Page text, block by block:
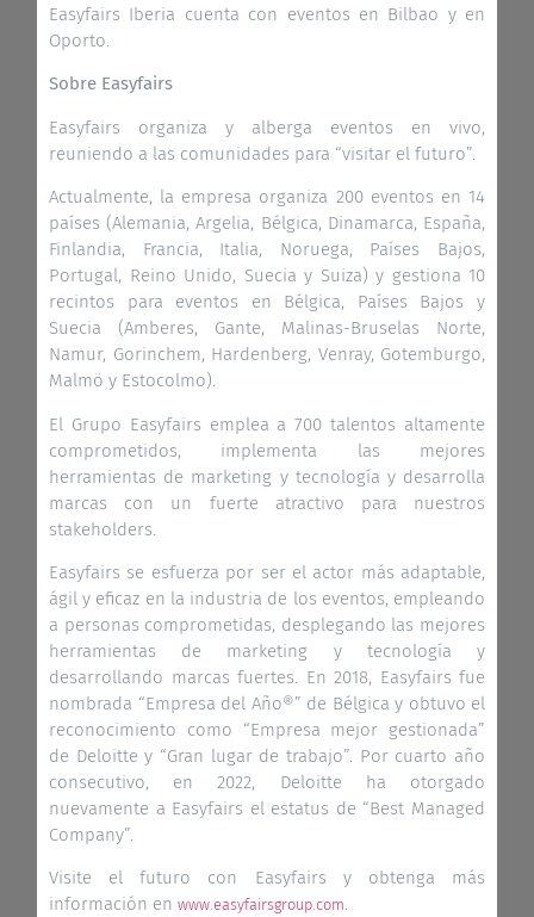
Easyfairs Iberia cuenta con eventos en Bilbao y en
Oporto.
Sobre Easyfairs
Easyfairs organiza y alberga eventos en vivo,
reuniendo a las comunidades para “visitar el futuro”.
Actualmente, la empresa organiza 200 eventos en 14
países (Alemania, Argelia, Bélgica, Dinamarca, España,
Finlandia, Francia, Italia, Noruega, Países Bajos,
Portugal, Reino Unido, Suecia y Suiza) y gestiona 10
recintos para eventos en Bélgica, Países Bajos y
Suecia (Amberes, Gante, Malinas-Bruselas Norte,
Namur, Gorinchem, Hardenberg, Venray, Gotemburgo,
Malmö y Estocolmo).
El Grupo Easyfairs emplea a 700 talentos altamente
comprometidos, implementa las mejores
herramientas de marketing y tecnología y desarrolla
marcas con un fuerte atractivo para nuestros
stakeholders.
Easyfairs se esfuerza por ser el actor más adaptable,
ágil y eficaz en la industria de los eventos, empleando
a personas comprometidas, desplegando las mejores
herramientas de marketing y tecnología y
desarrollando marcas fuertes. En 2018, Easyfairs fue
nombrada “Empresa del Año®” de Bélgica y obtuvo el
reconocimiento como “Empresa mejor gestionada”
de Deloitte y “Gran lugar de trabajo”. Por cuarto año
consecutivo, en 2022, Deloitte ha otorgado
nuevamente a Easyfairs el estatus de “Best Managed
Company”.
Visite el futuro con Easyfairs y obtenga más
información en www.easyfairsgroup.com.